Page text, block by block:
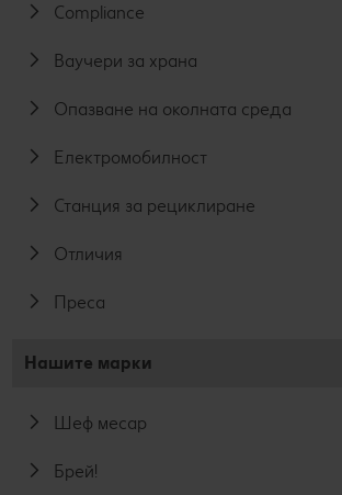
Compliance
Ваучери за храна
Опазване на околната среда
Електромобилност
Станция за рециклиране
Отличия
Преса
Нашите марки
Шеф месар
Брей!